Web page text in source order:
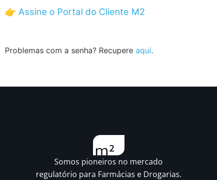
👉 Assine o Portal do Cliente M2
Problemas com a senha? Recupere aqui.
Somos pioneiros no mercado
regulatório para Farmácias e Drogarias.